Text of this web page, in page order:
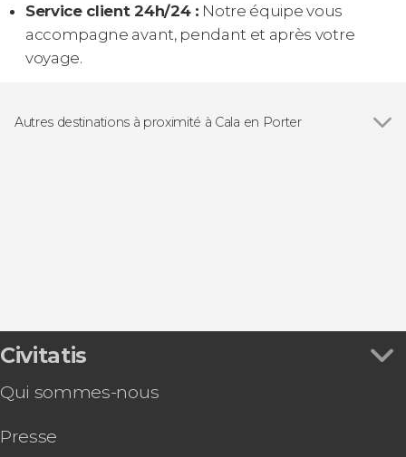
Service client 24h/24 : Notre équipe vous
accompagne avant, pendant et après votre
voyage.
Autres destinations à proximité à Cala en Porter
Civitatis
Qui sommes-nous
Presse